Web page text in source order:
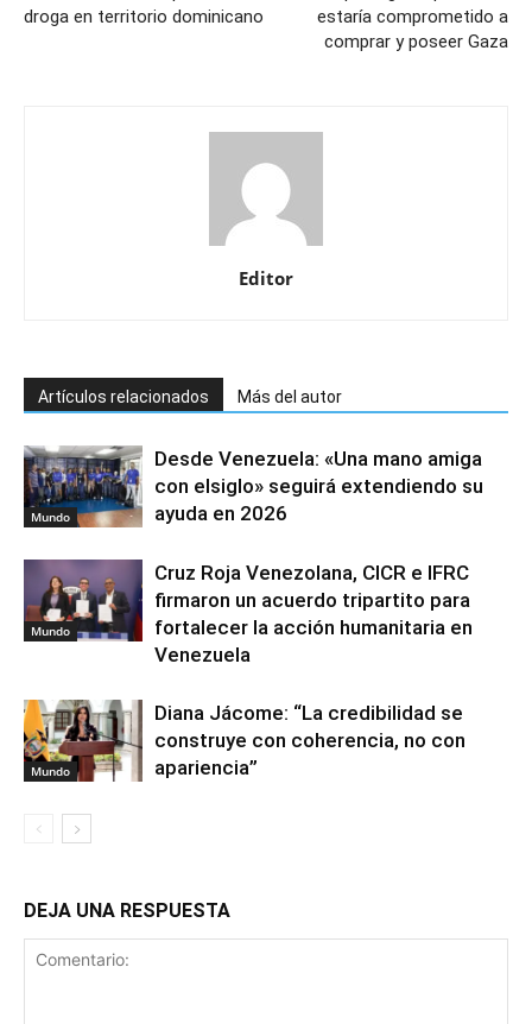
droga en territorio dominicano
estaría comprometido a
comprar y poseer Gaza
Editor
Artículos relacionados Más del autor
Mundo
Desde Venezuela: «Una mano amiga
con elsiglo» seguirá extendiendo su
ayuda en 2026
Mundo
Cruz Roja Venezolana, CICR e IFRC
firmaron un acuerdo tripartito para
fortalecer la acción humanitaria en
Venezuela
Mundo
Diana Jácome: “La credibilidad se
construye con coherencia, no con
apariencia”
DEJA UNA RESPUESTA